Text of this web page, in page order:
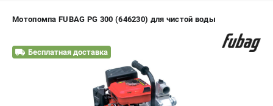
ВХОД ИЛИ РЕГИСТРАЦИЯ
ЗАКАЗАТЬ ЗАПЧАСТЬ
+7 (8112) 59-10-67 - ЗАКАЗ ЗАПЧАСТЕЙ
Мотопомпа FUBAG PG 300 (646230) для чистой воды
Бесплатная доставка